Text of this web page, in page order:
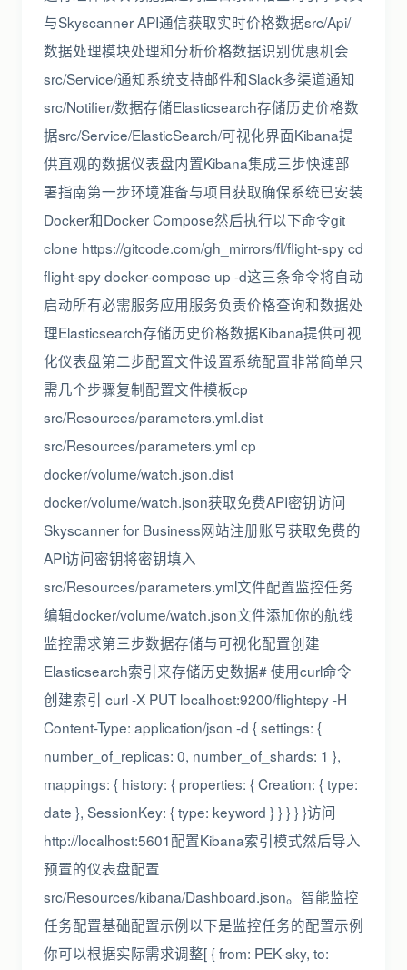
与Skyscanner API通信获取实时价格数据src/Api/
数据处理模块处理和分析价格数据识别优惠机会
src/Service/通知系统支持邮件和Slack多渠道通知
src/Notifier/数据存储Elasticsearch存储历史价格数
据src/Service/ElasticSearch/可视化界面Kibana提
供直观的数据仪表盘内置Kibana集成三步快速部
署指南第一步环境准备与项目获取确保系统已安装
Docker和Docker Compose然后执行以下命令git
clone https://gitcode.com/gh_mirrors/fl/flight-spy cd
flight-spy docker-compose up -d这三条命令将自动
启动所有必需服务应用服务负责价格查询和数据处
理Elasticsearch存储历史价格数据Kibana提供可视
化仪表盘第二步配置文件设置系统配置非常简单只
需几个步骤复制配置文件模板cp
src/Resources/parameters.yml.dist
src/Resources/parameters.yml cp
docker/volume/watch.json.dist
docker/volume/watch.json获取免费API密钥访问
Skyscanner for Business网站注册账号获取免费的
API访问密钥将密钥填入
src/Resources/parameters.yml文件配置监控任务
编辑docker/volume/watch.json文件添加你的航线
监控需求第三步数据存储与可视化配置创建
Elasticsearch索引来存储历史数据# 使用curl命令
创建索引 curl -X PUT localhost:9200/flightspy -H
Content-Type: application/json -d { settings: {
number_of_replicas: 0, number_of_shards: 1 },
mappings: { history: { properties: { Creation: { type:
date }, SessionKey: { type: keyword } } } } }访问
http://localhost:5601配置Kibana索引模式然后导入
预置的仪表盘配置
src/Resources/kibana/Dashboard.json。智能监控
任务配置基础配置示例以下是监控任务的配置示例
你可以根据实际需求调整[ { from: PEK-sky, to: